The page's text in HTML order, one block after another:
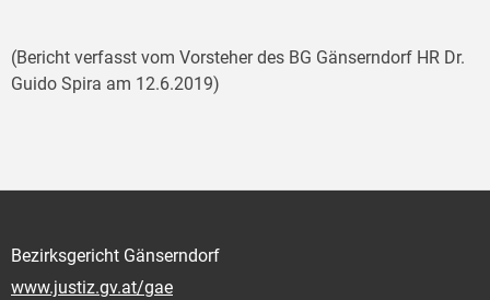
(Bericht verfasst vom Vorsteher des BG Gänserndorf HR Dr.
Guido Spira am 12.6.2019)
Bezirksgericht Gänserndorf
www.justiz.gv.at/gae